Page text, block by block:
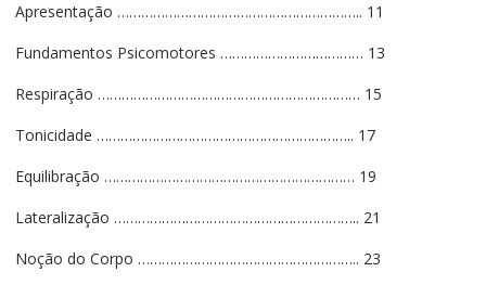
Apresentação …………………………………………………….. 11
Fundamentos Psicomotores ……………………………… 13
Respiração ………………………………………………………… 15
Tonicidade ……………………………………………………….. 17
Equilibração ……………………………………………………… 19
Lateralização …………………………………………………….. 21
Noção do Corpo ……………………………………………….. 23